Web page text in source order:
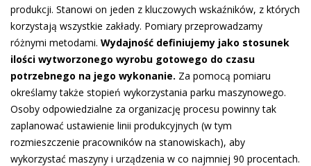
produkcji. Stanowi on jeden z kluczowych wskaźników, z których
korzystają wszystkie zakłady. Pomiary przeprowadzamy
różnymi metodami. Wydajność definiujemy jako stosunek
ilości wytworzonego wyrobu gotowego do czasu
potrzebnego na jego wykonanie. Za pomocą pomiaru
określamy także stopień wykorzystania parku maszynowego.
Osoby odpowiedzialne za organizację procesu powinny tak
zaplanować ustawienie linii produkcyjnych (w tym
rozmieszczenie pracowników na stanowiskach), aby
wykorzystać maszyny i urządzenia w co najmniej 90 procentach.